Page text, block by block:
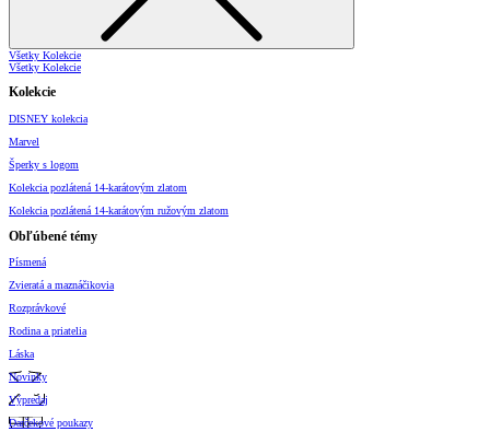
Všetky Kolekcie
Všetky Kolekcie
Kolekcie
DISNEY kolekcia
Marvel
Šperky s logom
Kolekcia pozlátená 14-karátovým zlatom
Kolekcia pozlátená 14-karátovým ružovým zlatom
Obľúbené témy
Písmená
Zvieratá a maznáčikovia
Rozprávkové
Rodina a priatelia
Láska
Novinky
Výpredaj
Darčekové poukazy